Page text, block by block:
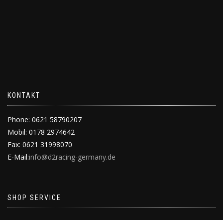
KONTAKT
Phone: 0621 58790207
Mobil: 0178 2974642
Fax: 0621 31998070
E-Mail:info@d2racing-germany.de
SHOP SERVICE